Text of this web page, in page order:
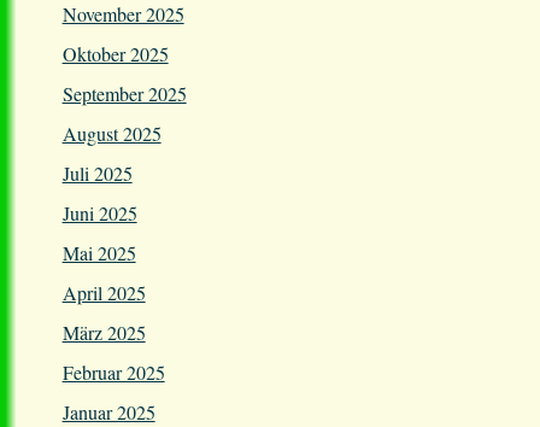
November 2025
Oktober 2025
September 2025
August 2025
Juli 2025
Juni 2025
Mai 2025
April 2025
März 2025
Februar 2025
Januar 2025